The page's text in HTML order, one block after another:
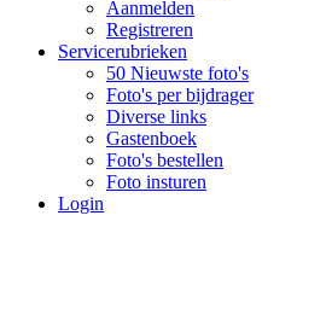
Aanmelden
Registreren
Servicerubrieken
50 Nieuwste foto's
Foto's per bijdrager
Diverse links
Gastenboek
Foto's bestellen
Foto insturen
Login